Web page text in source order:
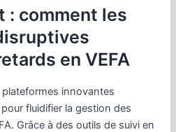
: comment les
en VEFA
plateformes innovantes
fluidifier la gestion des
Grâce à des outils de suivi en